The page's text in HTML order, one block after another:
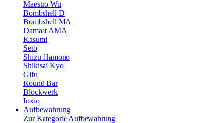
Maestro Wu
Bombshell D
Bombshell MA
Damast AMA
Kasumi
Seto
Shizu Hamono
Shikisai Kyo
Gifu
Round Bar
Blockwerk
Ioxio
Aufbewahrung
Zur Kategorie Aufbewahrung